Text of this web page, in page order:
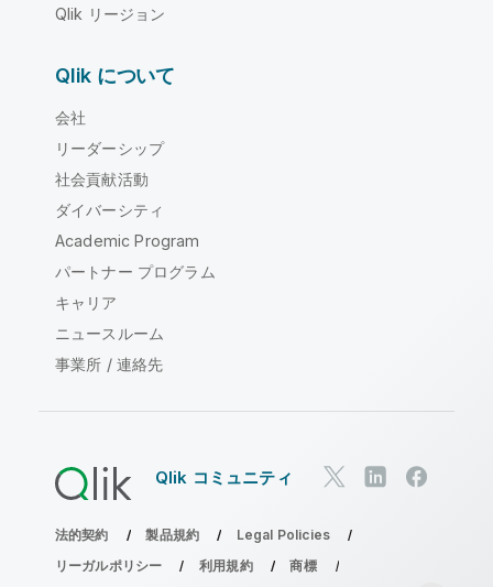
Qlik リージョン
Qlik について
会社
リーダーシップ
社会貢献活動
ダイバーシティ
Academic Program
パートナー プログラム
キャリア
ニュースルーム
事業所 / 連絡先
Qlik コミュニティ
法的契約 製品規約
Legal Policies
リーガルポリシー
利用規約 商標